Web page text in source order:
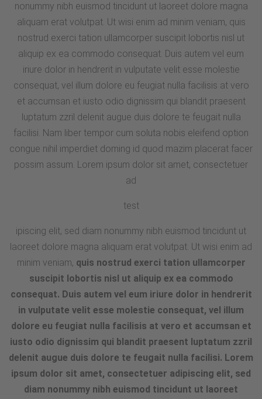
nonummy nibh euismod tincidunt ut laoreet dolore magna
aliquam erat volutpat. Ut wisi enim ad minim veniam, quis
nostrud exerci tation ullamcorper suscipit lobortis nisl ut
aliquip ex ea commodo consequat. Duis autem vel eum
iriure dolor in hendrerit in vulputate velit esse molestie
consequat, vel illum dolore eu feugiat nulla facilisis at vero
et accumsan et iusto odio dignissim qui blandit praesent
luptatum zzril delenit augue duis dolore te feugait nulla
facilisi. Nam liber tempor cum soluta nobis eleifend option
congue nihil imperdiet doming id quod mazim placerat facer
possim assum. Lorem ipsum dolor sit amet, consectetuer
ad
test
ipiscing elit, sed diam nonummy nibh euismod tincidunt ut
laoreet dolore magna aliquam erat volutpat. Ut wisi enim ad
minim veniam, quis nostrud exerci tation ullamcorper
suscipit lobortis nisl ut aliquip ex ea commodo
consequat. Duis autem vel eum iriure dolor in hendrerit
in vulputate velit esse molestie consequat, vel illum
dolore eu feugiat nulla facilisis at vero et accumsan et
iusto odio dignissim qui blandit praesent luptatum zzril
delenit augue duis dolore te feugait nulla facilisi. Lorem
ipsum dolor sit amet, consectetuer adipiscing elit, sed
diam nonummy nibh euismod tincidunt ut laoreet